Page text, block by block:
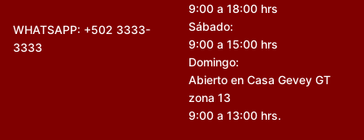
WHATSAPP: +502 3333-
3333
9:00 a 18:00 hrs
Sábado:
9:00 a 15:00 hrs
Domingo:
Abierto en Casa Gevey GT
zona 13
9:00 a 13:00 hrs.